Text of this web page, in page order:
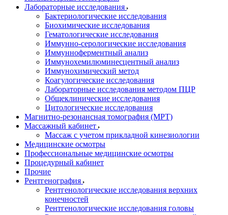
Лабораторные исследования
Бактериологические исследования
Биохимические исследования
Гематологические исследования
Иммунно-серологические исследования
Иммунноферментный анализ
Иммунохемилюминесцентный анализ
Иммунохимический метод
Коагулогические исследования
Лабораторные исследования методом ПЦР
Общеклинические исследования
Цитологические исследования
Магнитно-резонансная томография (МРТ)
Массажный кабинет
Массаж с учетом прикладной кинезиологии
Медицинские осмотры
Профессиональные медицинские осмотры
Процедурный кабинет
Прочие
Рентгенография
Рентгенологические исследования верхних
конечностей
Рентгенологические исследования головы